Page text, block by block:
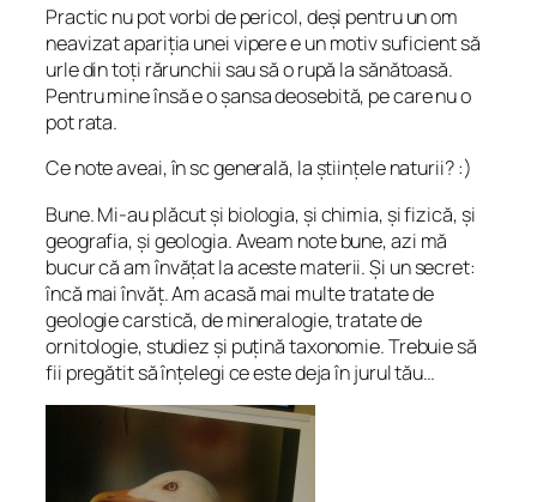
Practic nu pot vorbi de pericol, deși pentru un om
neavizat apariția unei vipere e un motiv suficient să
urle din toți rărunchii sau să o rupă la sănătoasă.
Pentru mine însă e oșansa deosebită, pe care nu o
pot rata.
Ce note aveai, în sc generală, la științele naturii? :)
Bune. Mi-au plăcutși biologia, și chimia, și fizică, și
geografia, și geologia. Aveam note bune, azi mă
bucur că am învățat la aceste materii.Și un secret:
încă mai învăț. Am acasă mai multe tratate de
geologie carstică, de mineralogie, tratate de
ornitologie, studiez și puțină taxonomie. Trebuie să
fii pregătit să înțelegi ce este deja în jurul tău…